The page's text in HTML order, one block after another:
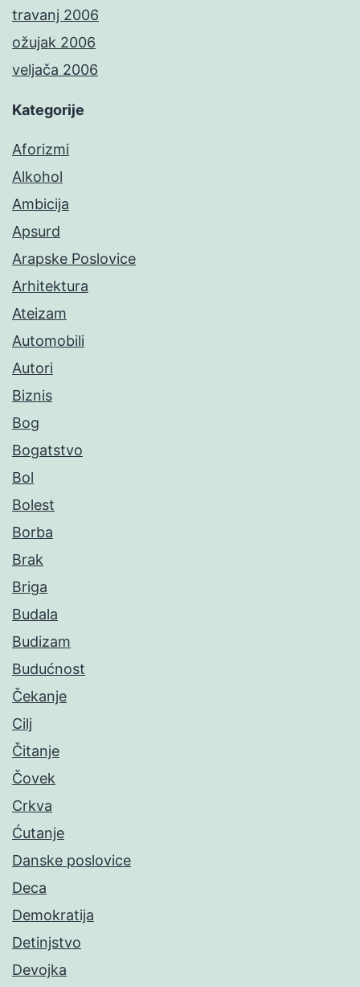
travanj 2006
ožujak 2006
veljača 2006
Kategorije
Aforizmi
Alkohol
Ambicija
Apsurd
Arapske Poslovice
Arhitektura
Ateizam
Automobili
Autori
Biznis
Bog
Bogatstvo
Bol
Bolest
Borba
Brak
Briga
Budala
Budizam
Budućnost
Čekanje
Cilj
Čitanje
Čovek
Crkva
Ćutanje
Danske poslovice
Deca
Demokratija
Detinjstvo
Devojka